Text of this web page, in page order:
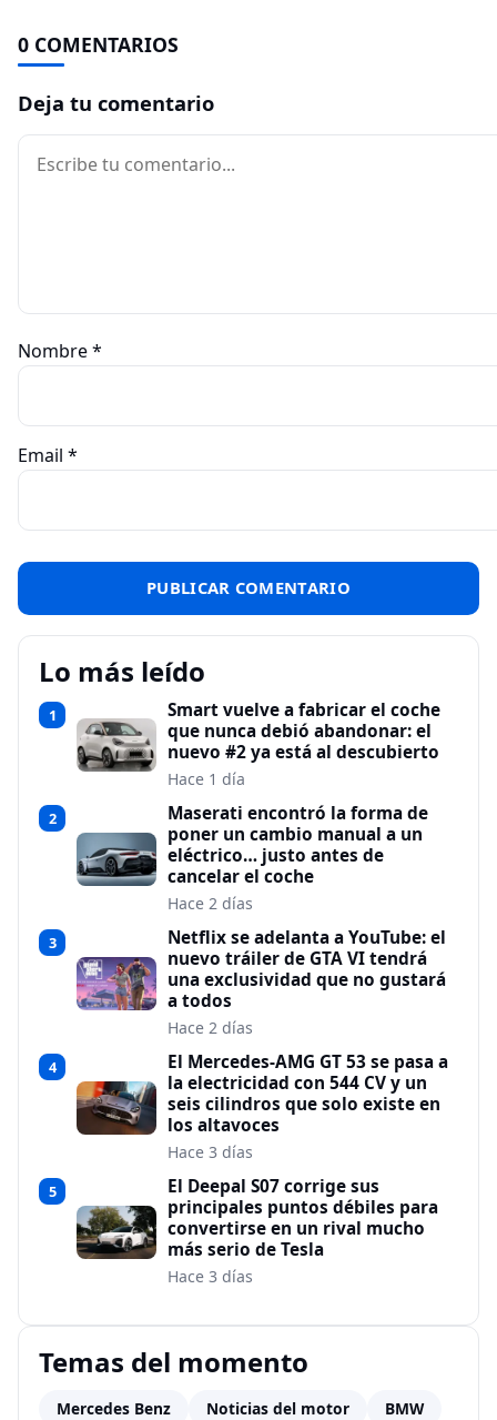
0 COMENTARIOS
Deja tu comentario
Comentario
Nombre*
Email *
Lo más leído
1
Smart vuelve a fabricar el coche
que nunca debió abandonar: el
nuevo #2 ya está al descubierto
Hace 1 día
2
Maserati encontró la forma de
poner un cambio manual a un
eléctrico… justo antes de
cancelar el coche
Hace 2 días
3
Netflix se adelanta a YouTube: el
nuevo tráiler de GTA VI tendrá
una exclusividad que no gustará
a todos
Hace 2 días
4
El Mercedes-AMG GT 53 se pasa a
la electricidad con 544 CV y un
seis cilindros que solo existe en
los altavoces
Hace 3 días
5
El Deepal S07 corrige sus
principales puntos débiles para
convertirse en un rival mucho
más serio de Tesla
Hace 3 días
Temas del momento
Mercedes Benz Noticias del motor BMW